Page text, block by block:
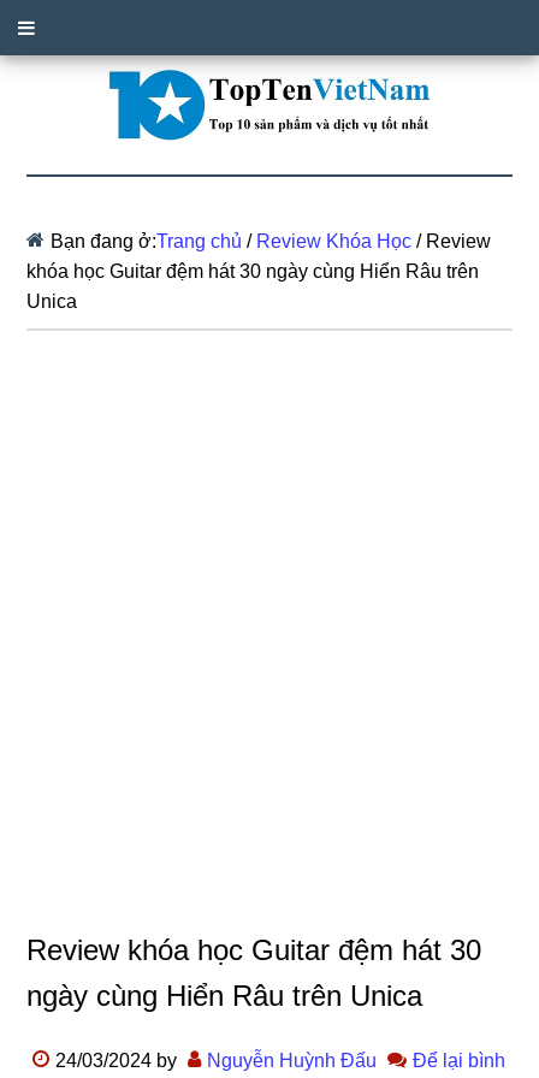
Bạn đang ở:Trang chủ / Review Khóa Học /Review
khóa học Guitar đệm hát 30 ngày cùng Hiển Râu trên
Unica
Review khóa học Guitar đệm hát 30
ngày cùng Hiển Râu trên Unica
24/03/2024 by Nguyễn Huỳnh Đấu Để lại bình